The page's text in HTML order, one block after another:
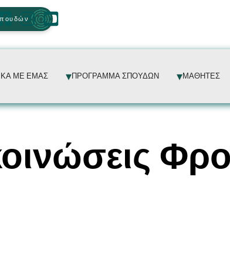
ΜΕ ΕΜΑΣ ΠΡΟΓΡΑΜΜΑ ΣΠΟΥΔΩΝ ΜΑΘΗΤΕΣ